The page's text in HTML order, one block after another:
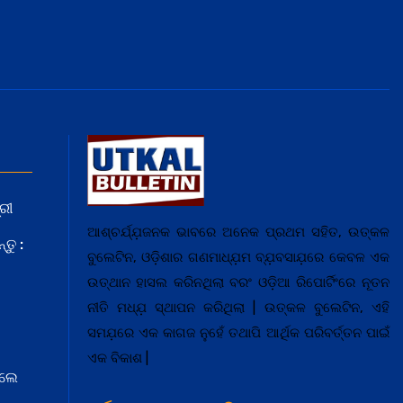
:
ଆଶ୍ଚର୍ଯ୍ଯ଼ଜନକ ଭାବରେ ଅନେକ ପ୍ରଥମ ସହିତ, ଉତ୍କଳ
ବୁଲେଟିନ, ଓଡ଼ିଶାର ଗଣମାଧ୍ଯ଼ମ ବ୍ଯ଼ବସାଯ଼ରେ କେବଳ ଏକ
ଉତ୍ଥାନ ହାସଲ କରିନଥିଲା ବରଂ ଓଡ଼ିଆ ରିପୋର୍ଟିଂରେ ନୂତନ
ନୀତି ମଧ୍ଯ଼ ସ୍ଥାପନ କରିଥିଲା | ଉତ୍କଳ ବୁଲେଟିନ, ଏହି
ସମଯ଼ରେ ଏକ କାଗଜ ନୁହେଁ ତଥାପି ଆର୍ଥିକ ପରିବର୍ତ୍ତନ ପାଇଁ
ଏକ ବିକାଶ |